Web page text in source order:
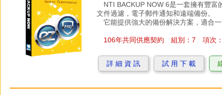
NTI BACKUP NOW 6是一套擁有豐富
文件過濾，電子郵件通知和遠端備份。
它能提供強大的備份解決方案，適合
106年共同供應契約 組別：7 項次
詳 細 資 訊 試 用 下 載